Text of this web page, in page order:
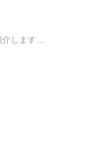
3ヶ月間で効果を感じたビジネス英語学習のパタプライングリッシュの体験談を紹介します。なぜ続けられたのか？どうやって学ぶのか？を大解説！私と同じように「日常英会話はできるけど、ビジネスの場できちんとした英語を話せるようになりたい」と悩んでいる人にぜひ読んでもらいたいです。